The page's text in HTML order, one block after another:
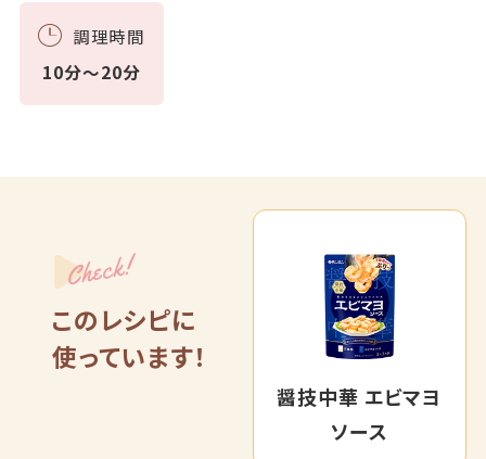
調理時間
10分～20分
Check!
このレシピに
使っています！
醤技中華 エビマヨ
ソース